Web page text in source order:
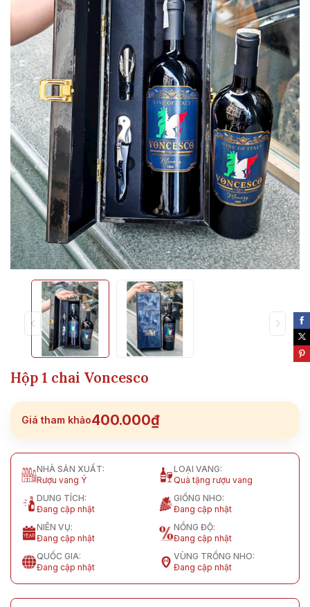
Hộp 1 chai Voncesco
Giá tham khảo400.000₫
NHÀ SẢN XUẤT:
Rượu vang Ý
LOẠI VANG:
Quà tặng rượu vang
DUNG TÍCH:
Đang cập nhật
GIỐNG NHO:
Đang cập nhật
NIÊN VỤ:
Đang cập nhật
NỒNG ĐỘ:
Đang cập nhật
QUỐC GIA:
Đang cập nhật
VÙNG TRỒNG NHO:
Đang cập nhật